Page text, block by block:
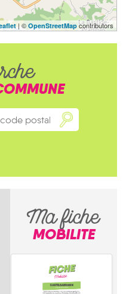
| © OpenStreetMap contributors
Ma fiche
MOBILITE